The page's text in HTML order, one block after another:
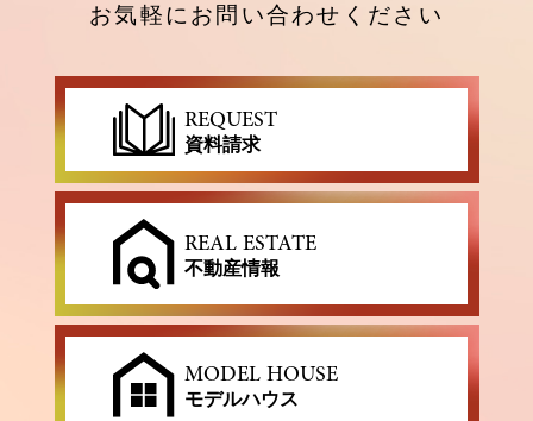
お気軽にお問い合わせください
REQUEST
資料請求
REAL ESTATE
不動産情報
MODEL HOUSE
モデルハウス